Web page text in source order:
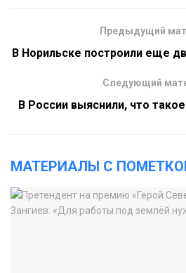
Предыдущий
В Норильске построили еще
Следующий
В России выяснили, что
МАТЕРИАЛЫ С